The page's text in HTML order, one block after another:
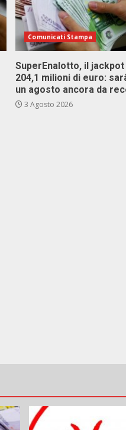
Comunicati Stampa
SuperEnalotto, il
204,1 milioni di euro:
un agosto ancora da
3 Agosto 2026